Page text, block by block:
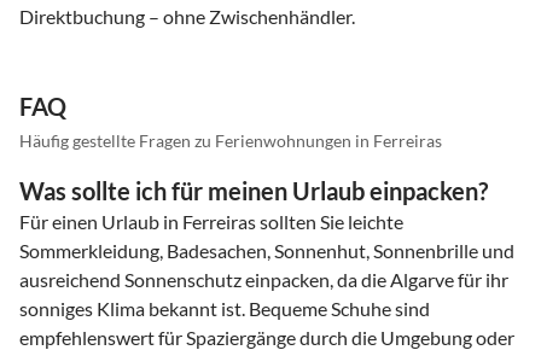
Direktbuchung – ohne Zwischenhändler.
FAQ
Häufig gestellte Fragen zu Ferienwohnungen in Ferreiras
Was sollte ich für meinen Urlaub einpacken?
Für einen Urlaub in Ferreiras sollten Sie leichte
Sommerkleidung, Badesachen, Sonnenhut, Sonnenbrille und
ausreichend Sonnenschutz einpacken, da die Algarve für ihr
sonniges Klima bekannt ist. Bequeme Schuhe sind
empfehlenswert für Spaziergänge durch die Umgebung oder